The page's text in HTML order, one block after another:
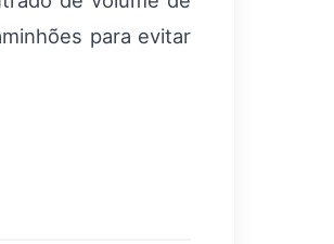
para evitar